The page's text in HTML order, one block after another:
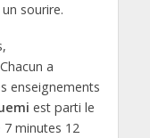
sourire.
a
enseignements
est parti le
7 minutes 12